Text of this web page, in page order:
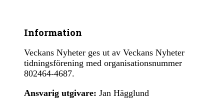
Information
Veckans Nyheter ges ut av Veckans Nyheter
tidningsförening med organisationsnummer
802464-4687.
Ansvarig utgivare: Jan Hägglund